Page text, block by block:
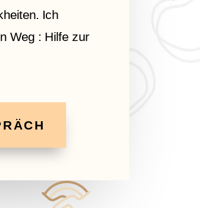
Ich
Weg : Hilfe zur